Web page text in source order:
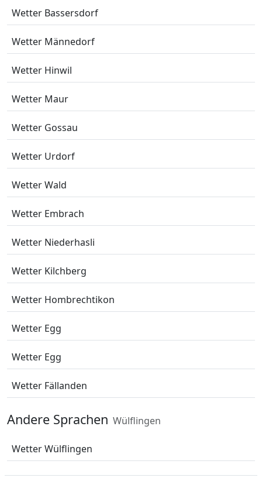
Wetter Bassersdorf
Wetter Männedorf
Wetter Hinwil
Wetter Maur
Wetter Gossau
Wetter Urdorf
Wetter Wald
Wetter Embrach
Wetter Niederhasli
Wetter Kilchberg
Wetter Hombrechtikon
Wetter Egg
Wetter Egg
Wetter Fällanden
Andere Sprachen Wülflingen
Wetter Wülflingen